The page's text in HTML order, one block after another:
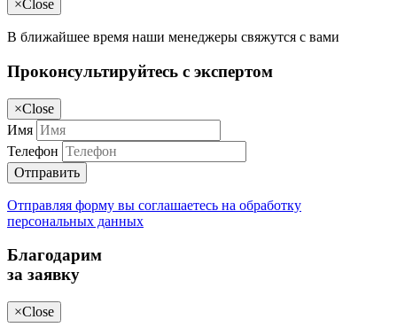
×Close
В ближайшее время наши менеджеры свяжутся с вами
Проконсультируйтесь с экспертом
×Close
Имя
Телефон
Отправить
Отправляя форму вы соглашаетесь на обработку
персональных данных
Благодарим
за заявку
×Close